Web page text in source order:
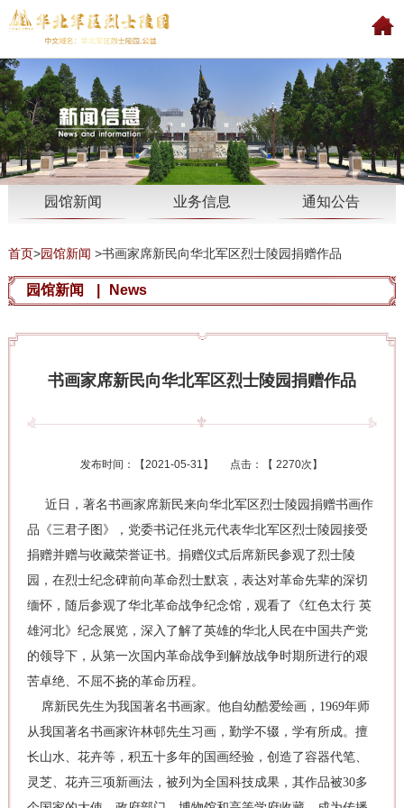
园馆新闻 业务信息 通知公告
首页>园馆新闻 >书画家席新民向华北军区烈士陵园捐赠作品
园馆新闻 News
书画家席新民向华北军区烈士陵园捐赠作品
发布时间：【2021-05-31 】 点击：【 2270次】
近日，著名书画家席新民来向华北军区烈士陵园捐赠书画作
品《三君子图》，党委书记任兆元代表华北军区烈士陵园接受
捐赠并赠与收藏荣誉证书。捐赠仪式后席新民参观了烈士陵
园，在烈士纪念碑前向革命烈士默哀，表达对革命先辈的深切
缅怀，随后参观了华北革命战争纪念馆，观看了《红色太行 英
雄河北》纪念展览，深入了解了英雄的华北人民在中国共产党
的领导下，从第一次国内革命战争到解放战争时期所进行的艰
苦卓绝、不屈不挠的革命历程。
席新民先生为我国著名书画家。他自幼酷爱绘画，1969年师
从我国著名书画家许林邨先生习画，勤学不辍，学有所成。擅
长山水、花卉等，积五十多年的国画经验，创造了容器代笔、
灵芝、花卉三项新画法，被列为全国科技成果，其作品被30多